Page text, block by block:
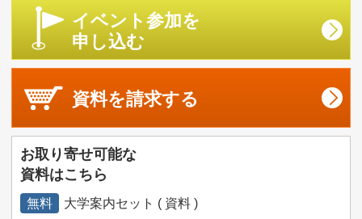
イベント参加を
申し込む
資料を請求する
お取り寄せ可能な
資料はこちら
無料 大学案内セット ( 資料 )